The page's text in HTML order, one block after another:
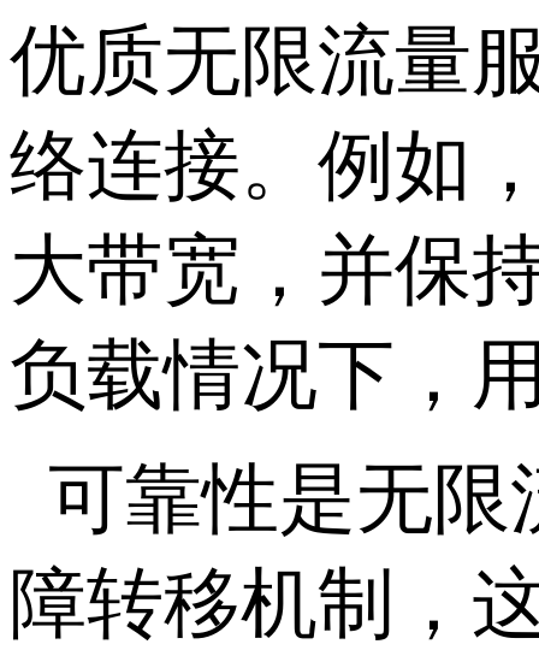
优质无限流量
络连接。例如
大带宽，并保
负载情况下，
可靠性是无限
障转移机制，